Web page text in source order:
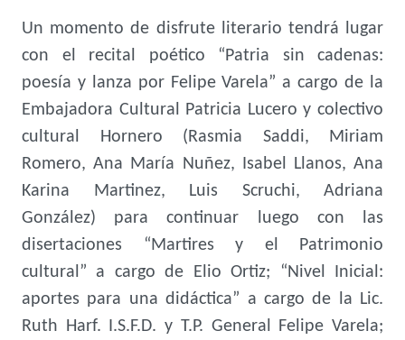
Un momento de disfrute literario tendrá lugar
con el recital poético “Patria sin cadenas:
poesía y lanza por Felipe Varela” a cargo de la
Embajadora Cultural Patricia Lucero y colectivo
cultural Hornero (Rasmia Saddi, Miriam
Romero, Ana María Nuñez, Isabel Llanos, Ana
Karina Martinez, Luis Scruchi, Adriana
González) para continuar luego con las
disertaciones “Martires y el Patrimonio
cultural” a cargo de Elio Ortiz; “Nivel Inicial:
aportes para una didáctica” a cargo de la Lic.
Ruth Harf. I.S.F.D. y T.P. General Felipe Varela;